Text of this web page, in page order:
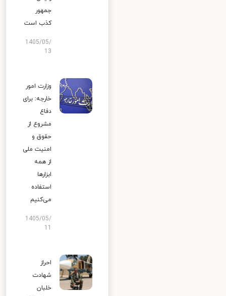
جمهور
کذب است
1405/05/
13
وزارت امور
خارجه: برای
دفاع
مشروع از
حقوق و
امنیت ملی
از همه
ابزارها
استفاده
می‌کنیم
1405/05/
احراز
شهادت
خلبان